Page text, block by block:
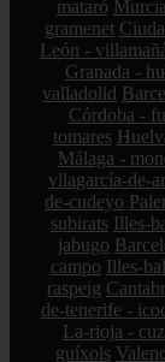
mataró
gramenet
León -
Granada -
valladolid
Córdoba -
tomares
Málaga -
vilagarcía-de-
de-cudeyo
subirats Illes-
jabugo
campo Illes-
raspeig
de-tenerife -
La-rioja -
guíxols